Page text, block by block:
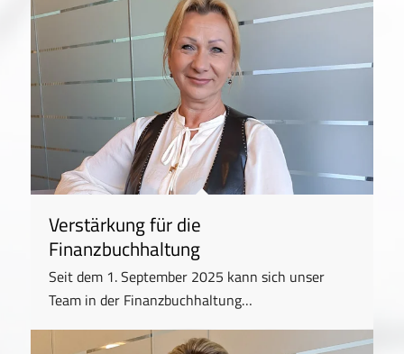
Verstärkung für die
Finanzbuchhaltung
Seit dem 1. September 2025 kann sich unser
Team in der Finanzbuchhaltung…